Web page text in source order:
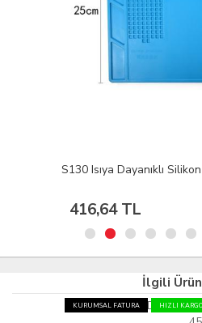
S130 Isıya Dayanıklı Silikon
416,64 TL
İlgili
KURUMSAL FATURA HIZLI KARGO